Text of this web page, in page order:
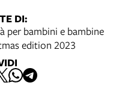
DI:
per bambini e bambine
edition 2023